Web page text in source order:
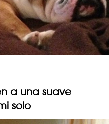
a una suave
solo